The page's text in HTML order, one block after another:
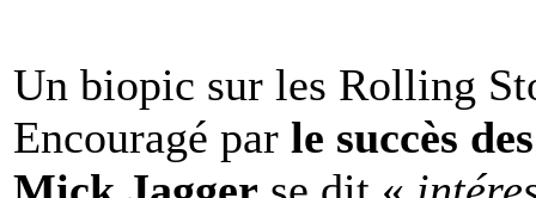
Un biopic sur les Rolling
Encouragé par le succès